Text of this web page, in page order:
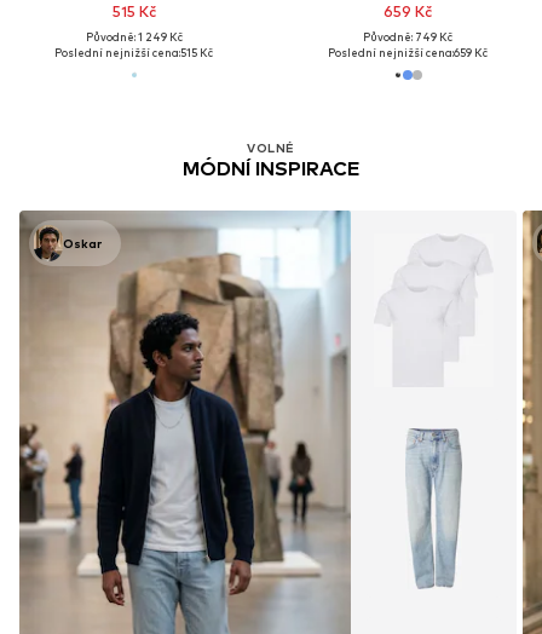
515 Kč
Původně: 1 249 Kč
Poslední nejnižší cena:515 Kč
VOLNÉ
MÓDNÍ INSPIRACE
Oskar
659 Kč
Původně: 749 Kč
Poslední nejnižší cena:659 Kč